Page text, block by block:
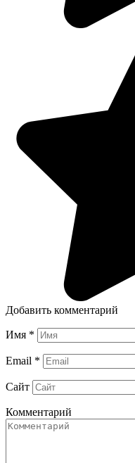
Добавить комментарий
Имя *
Email *
Сайт
Комментарий